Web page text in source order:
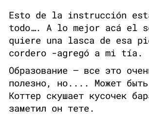
Esto de la instrucción
todo…. A lo mejor acá el
quiere una lasca de esa
cordero -agregó a mi tía.
Образование — все это
полезно, но.... Может
Коттер скушает кусочек
заметил он тете.